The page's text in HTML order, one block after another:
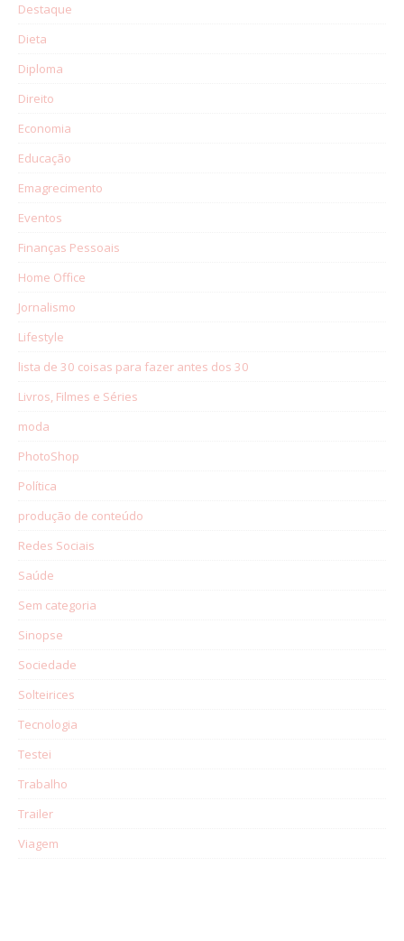
Destaque
Dieta
Diploma
Direito
Economia
Educação
Emagrecimento
Eventos
Finanças Pessoais
Home Office
Jornalismo
Lifestyle
lista de 30 coisas para fazer antes dos 30
Livros, Filmes e Séries
moda
PhotoShop
Política
produção de conteúdo
Redes Sociais
Saúde
Sem categoria
Sinopse
Sociedade
Solteirices
Tecnologia
Testei
Trabalho
Trailer
Viagem